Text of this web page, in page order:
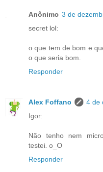
Anônimo 3 de
secret lol:
o que tem de bom e
o que seria bom.
Responder
Alex Foffano
4 de
Igor:
Não tenho nem
testei. o_O
Responder